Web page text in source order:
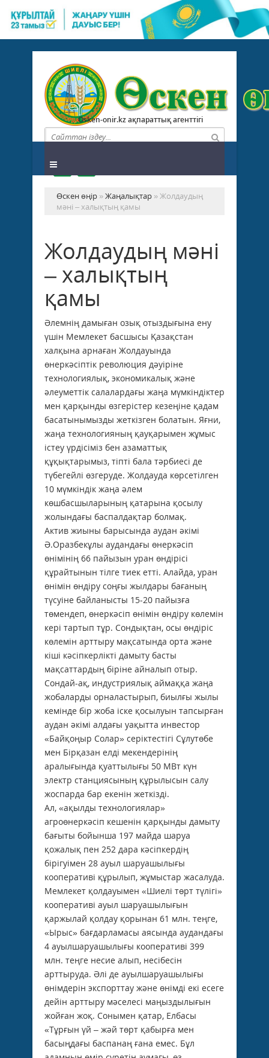
Osken-onir.kz ақпараттық агенттігі
Өскен өңір »Жаңалықтар » Жолдаудың
мәні – халықтың қамы
Жолдаудың мәні
– халықтың
қамы
Әлемнің дамыған озық отыздығына ену
үшін Мемлекет басшысы Қазақстан
халқына арнаған Жолдауында
өнеркәсіптік революция дәуіріне
технологиялық, экономикалық және
әлеуметтік салалардағы жаңа мүмкіндіктер
мен қарқынды өзгерістер кезеңіне қадам
басатынымызды жеткізген болатын. Яғни,
жаңа технологияның қауқарымен жұмыс
істеу үрдісіміз бен азаматтық
құқықтарымыз, тіпті бала тәрбиесі де
түбегейлі өзгеруде. Жолдауда көрсетілген
10 мүмкіндік жаңа әлем
көшбасшыларының қатарына қосылу
жолындағы баспалдақтар болмақ.
Актив жиыны барысында аудан әкімі
Ә.Оразбекұлы аудандағы өнеркәсіп
өнімінің 66 пайызын уран өндірісі
құрайтынын тілге тиек етті. Алайда, уран
өнімін өндіру соңғы жылдары бағаның
түсуіне байланысты 15-20 пайызға
төмендеп, өнеркәсіп өнімін өндіру көлемін
кері тартып тұр. Сондықтан, осы өндіріс
көлемін арттыру мақсатында орта және
кіші кәсіпкерлікті дамыту басты
мақсаттардың біріне айналып отыр.
Сондай-ақ, индустриялық аймаққа жаңа
жобаларды орналастырып, биылғы жылы
кемінде бір жоба іске қосылуын тапсырған
аудан әкімі алдағы уақытта инвестор
«Байқоңыр Солар» серіктестігі Сұлутөбе
мен Бірқазан елді мекендерінің
аралығында қуаттылығы 50 МВт күн
электр станциясының құрылысын салу
жоспарда бар екенін жеткізді.
Ал, «ақылды технологиялар»
агроөнеркәсіп кешенін қарқынды дамыту
бағыты бойынша 197 майда шаруа
қожалық пен 252 дара кәсіпкердің
бірігуімен 28 ауыл шаруашылығы
кооперативі құрылып, жұмыстар жасалуда.
Мемлекет қолдауымен «Шиелі төрт түлігі»
кооперативі ауыл шаруашылығын
қаржылай қолдау қорынан 61 млн. теңге,
«Ырыс» бағдарламасы аясында аудандағы
4 ауылшаруашылығы кооперативі 399
млн. теңге несие алып, несібесін
арттыруда. Әлі де ауылшаруашылығы
өнімдерін экспорттау және өнімді екі есеге
дейін арттыру мәселесі маңыздылығын
жойған жоқ. Сонымен қатар, Елбасы
«Тұрғын үй – жәй төрт қабырға мен
басыңдағы баспанаң ғана емес. Бұл